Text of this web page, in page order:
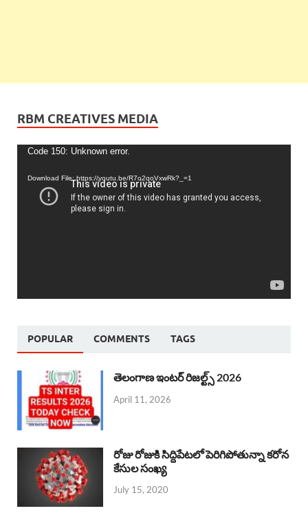
RBM CREATIVES MEDIA
Video
Code 150: Unknown error.
Download File: https://youtu.be/R7o2qoVxwRk?_=1
POPULAR COMMENTS TAGS
తెలంగాణ ఇంటర్ రిజల్ట్స్ 2026
April 11, 2026
రోజు రోజుకి సిద్దిపేటలో పెరిగిపోతున్నా కరోన
కేసుల సంఖ్య
July 15, 2020